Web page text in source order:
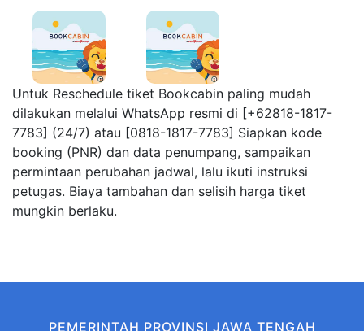
Untuk Reschedule tiket Bookcabin paling mudah
dilakukan melalui WhatsApp resmi di [+62818-1817-
7783] (24/7) atau [0818-1817-7783] Siapkan kode
booking (PNR) dan data penumpang, sampaikan
permintaan perubahan jadwal, lalu ikuti instruksi
petugas. Biaya tambahan dan selisih harga tiket
mungkin berlaku.
PEMERINTAH PROVINSI JAWA TENGAH